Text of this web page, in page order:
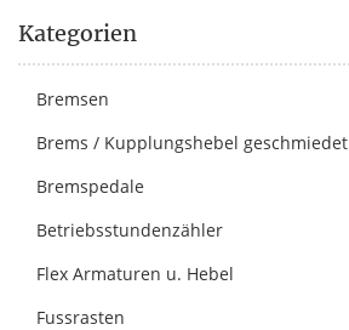
Kategorien
Bremsen
Brems / Kupplungshebel geschmiedet
Bremspedale
Betriebsstundenzähler
Flex Armaturen u. Hebel
Fussrasten